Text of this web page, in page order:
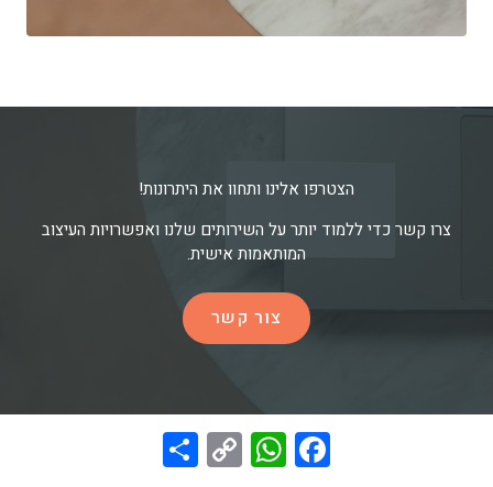
הצטרפו אלינו ותחוו את היתרונות!
צרו קשר כדי ללמוד יותר על השירותים שלנו ואפשרויות העיצוב
המותאמות אישית.
צור קשר
F
W
C